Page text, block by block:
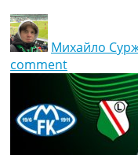
Михайло
comment